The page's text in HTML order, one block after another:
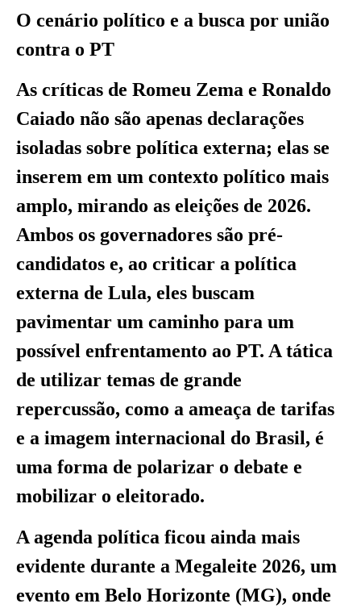
O cenário político e a busca por união
contra o PT
As críticas de Romeu Zema e Ronaldo
Caiado não são apenas declarações
isoladas sobre política externa; elas se
inserem em um contexto político mais
amplo, mirando as eleições de 2026.
Ambos os governadores são pré-
candidatos e, ao criticar a política
externa de Lula, eles buscam
pavimentar um caminho para um
possível enfrentamento ao PT. A tática
de utilizar temas de grande
repercussão, como a ameaça de tarifas
e a imagem internacional do Brasil, é
uma forma de polarizar o debate e
mobilizar o eleitorado.
A agenda política ficou ainda mais
evidente durante a Megaleite 2026, um
evento em Belo Horizonte (MG), onde